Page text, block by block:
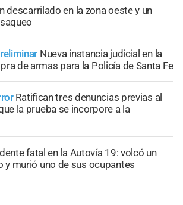
descarrilado en la zona oeste y un
Nueva instancia judicial en la
de armas para la Policía de Santa Fe
Ratifican tres denuncias previas al
la prueba se incorpore a la
fatal en la Autovía 19: volcó un
murió uno de sus ocupantes